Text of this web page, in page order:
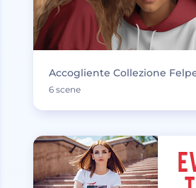
Accogliente Collezione
6 scene